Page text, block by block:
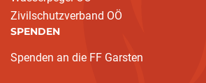
Zivilschutzverband OÖ
SPENDEN
Spenden an die FF Garsten